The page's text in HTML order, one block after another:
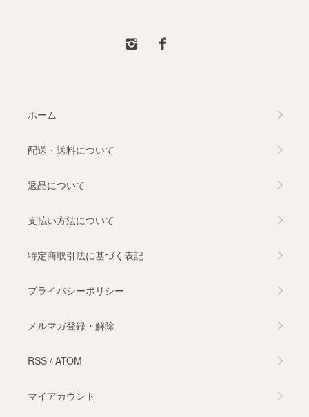
ホーム
配送・送料について
返品について
支払い方法について
特定商取引法に基づく表記
プライバシーポリシー
メルマガ登録・解除
RSS / ATOM
マイアカウント